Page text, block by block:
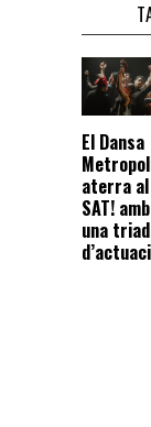
El Dansa
aterra al
SAT! amb
una